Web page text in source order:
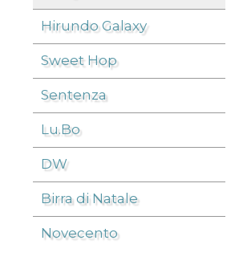
Hirundo Galaxy
Sweet Hop
Sentenza
Lu.Bo
DW
Birra di Natale
Novecento